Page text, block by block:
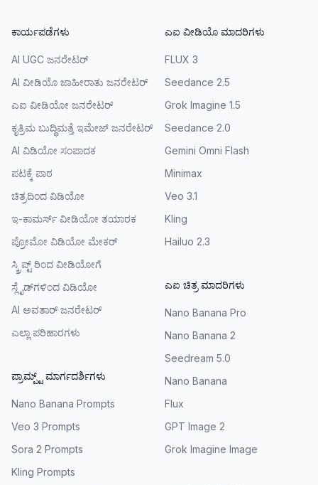
ಕಾರ್ಯಪಡೆಗಳು
AI UGC ಜನರೇಟರ್
AI ವೀಡಿಯೊ ಜಾಹೀರಾತು ಜನರೇಟರ್
ಎಐ ವೀಡಿಯೋ ಜನರೇಟರ್
ಕೃತ್ರಿಮ ಬುದ್ಧಿಮತ್ತೆ ಇಮೇಜ್ ಜನರೇಟರ್
AI ವಿಡಿಯೋ ಸಂಪಾದಕ
ಪಟಕ್ಕೆ ಪಾಠ
ಚಿತ್ರದಿಂದ ವಿಡಿಯೋ
ಇ-ಕಾಮರ್ಸ್ ವೀಡಿಯೋ ತಯಾರಕ
ಪ್ರೋಮೋ ವಿಡಿಯೋ ಮೇಕರ್
ಸ್ಕ್ರಿಪ್ಟ್ ರಿಂದ ವೀಡಿಯೋಗೆ
ಸ್ಲೈಡ್‌ಗಳಿಂದ ವಿಡಿಯೋ
AI ಅವತಾರ್ ಜನರೇಟರ್
ಎಲ್ಲಾ ಪರಿಹಾರಗಳು
ಪ್ರಾಮ್ಪ್ಟ್ ಮಾರ್ಗದರ್ಶಿಗಳು
Nano Banana Prompts
Veo 3 Prompts
Sora 2 Prompts
Kling Prompts
ಎಐ ವೀಡಿಯೊ ಮಾದರಿಗಳು
FLUX 3
Seedance 2.5
Grok Imagine 1.5
Seedance 2.0
Gemini Omni Flash
Minimax
Veo 3.1
Kling
Hailuo 2.3
ಎಐ ಚಿತ್ರ ಮಾದರಿಗಳು
Nano Banana Pro
Nano Banana 2
Seedream 5.0
Nano Banana
Flux
GPT Image 2
Grok Imagine Image